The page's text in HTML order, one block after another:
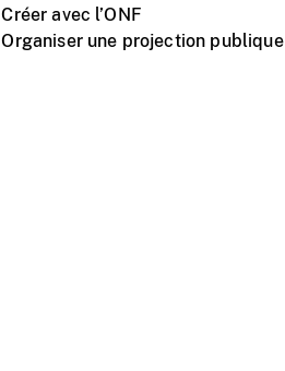
Créer avec l’ONF
Organiser une projection publique